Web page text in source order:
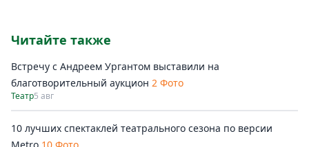
Читайте также
Встречу с Андреем Ургантом выставили на
благотворительный аукцион 2 Фото
Театр5 авг
10 лучших спектаклей театрального сезона по версии
Metro 10 Фото